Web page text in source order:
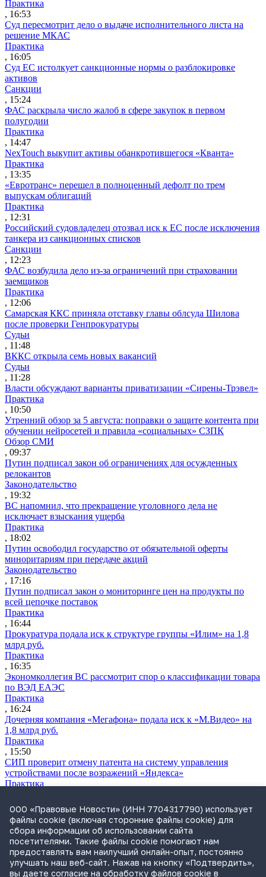
Практика
, 16:53
Суд пересмотрит дело о выдаче исполнительного листа на
решение МКАС
Практика
, 16:05
Суд ЕС истолкует санкционные нормы о разблокировке
активов
Санкции
, 15:24
ФАС раскрыла число жалоб в сфере закупок в первом
полугодии
Практика
, 14:47
NexTouch выкупит активы обанкротившегося «Кванта»
Практика
, 13:35
«Евротранс» перешел в полноценный дефолт по трем
выпускам облигаций
Практика
, 12:31
Российский судовладелец отозвал иск к ЕС после исключения
танкера из санкционных списков
Санкции
, 12:23
ФАС возбудила дело из-за ограничений при страховании
заемщиков
Практика
, 12:06
Самарская ККС приняла отставку главы облсуда Шилова
после проверки Генпрокуратуры
Судьи
, 11:48
ВККС открыла семь новых вакансий
Судьи
, 11:28
Власти обсуждают варианты приватизации «Сирены-Трэвел»
Практика
, 10:50
Утренний обзор за 5 августа: поправки о защите контента при
обучении нейросетей и правила «социальных» СЗПК
Обзор СМИ
, 09:37
Путин подписал закон об ограничениях для осужденных
релокантов
Законодательство
, 19:32
ВС напомнил, что прекращение уголовного дела не
исключает взыскания ущерба
Практика
, 18:02
Путин освободил государство от обязательной оферты
миноритариям при передаче акций
Законодательство
, 17:16
Путин подписал закон о мониторинге цен на продукты по
всей цепочке поставок
Практика
, 16:44
Прокуратура подала иск к структуре группы «Илим» на 1,8
млрд руб.
Практика
, 16:35
Экономколлегия ВС рассмотрит спор о классификации товара
по ВЭД ЕАЭС
Практика
, 16:24
Дочерняя компания «Мегафона» подала иск к «М.Видео» на
1,8 млрд руб.
Практика
, 15:50
СИП проверит отмену патента на систему управления
устройствами после возражений «Яндекса»
Практика
Суды 10 стран рассматривают иски российской «дочки»
Google о возврате дивидендов
Международная практика
, 14:09
ФАС раскрыла схему ограничения конкуренции в СРО
«Единство»
Практика
ООО «Правовые Новости» (ИНН 7704317790) использует
файлы cookie (включая сторонние файлы cookie) для
сбора информации об использовании сайта
посетителями. Такие файлы cookie помогают нам
предоставлять вам наилучший онлайн-опыт, постоянно
улучшать наш веб-сайт. Нажав на кнопку «Подтвердить»,
вы даете согласие на обработку файлов cookie в